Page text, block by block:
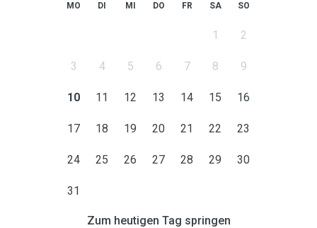
MO DI MI DO FR SA SO
1 2
3 4 5 6 7 8 9
10 11 12 13 14 15 16
17 18 19 20 21 22 23
24 25 26 27 28 29 30
31
Zum heutigen Tag springen